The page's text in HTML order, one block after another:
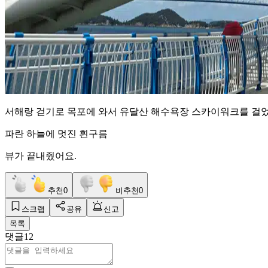
서해랑 걷기로 목포에 와서 유달산 해수욕장 스카이워크를 걸
파란 하늘에 멋진 흰구름
뷰가 끝내줬어요.
추천0 비추천0
스크랩 공유
신고
목록
댓글12